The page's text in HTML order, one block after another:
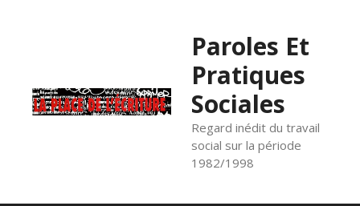
Paroles Et
Pratiques
Sociales
Regard inédit du travail
social sur la période
1982/1998